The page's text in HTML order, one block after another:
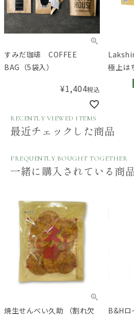
すみだ珈琲 COFFEE
BAG（5袋入）
¥1,404税込
極上は
RECENTLY VIEWED ITEMS
最近チェックした商品
FREQUENTLY BOUGHT TOGETHER
一緒に購入されている商
焼生せんべい久助 （割れ欠
B&Hロ